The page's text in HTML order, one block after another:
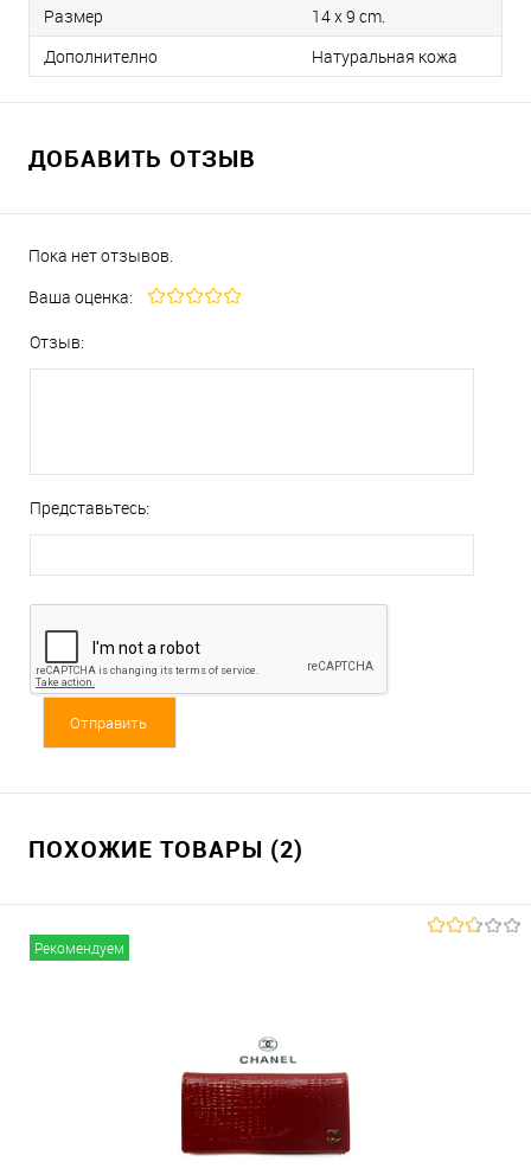
Размер
14 x 9 cm.
Дополнително
Натуральная кожа
ДОБАВИТЬ ОТЗЫВ
Пока нет отзывов.
Ваша оценка:
Отзыв:
Представьтесь:
ПОХОЖИЕ ТОВАРЫ (2)
Рекомендуем